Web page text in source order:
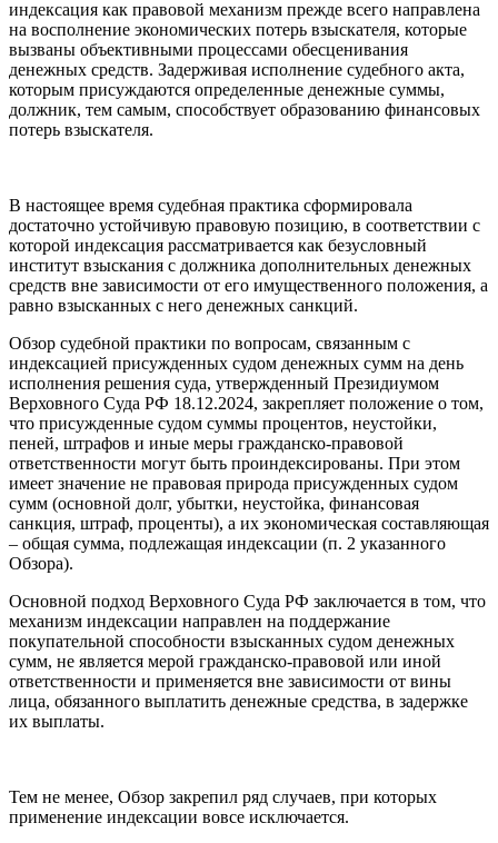
индексация как правовой механизм прежде всего направлена
на восполнение экономических потерь взыскателя, которые
вызваны объективными процессами обесценивания
денежных средств. Задерживая исполнение судебного акта,
которым присуждаются определенные денежные суммы,
должник, тем самым, способствует образованию финансовых
потерь взыскателя.
В настоящее время судебная практика сформировала
достаточно устойчивую правовую позицию, в соответствии с
которой индексация рассматривается как безусловный
институт взыскания с должника дополнительных денежных
средств вне зависимости от его имущественного положения, а
равно взысканных с него денежных санкций.
Обзор судебной практики по вопросам, связанным с
индексацией присужденных судом денежных сумм на день
исполнения решения суда, утвержденный Президиумом
Верховного Суда РФ 18.12.2024, закрепляет положение о том,
что присужденные судом суммы процентов, неустойки,
пеней, штрафов и иные меры гражданско-правовой
ответственности могут быть проиндексированы. При этом
имеет значение не правовая природа присужденных судом
сумм (основной долг, убытки, неустойка, финансовая
санкция, штраф, проценты), а их экономическая составляющая
– общая сумма, подлежащая индексации (п. 2 указанного
Обзора).
Основной подход Верховного Суда РФ заключается в том, что
механизм индексации направлен на поддержание
покупательной способности взысканных судом денежных
сумм, не является мерой гражданско-правовой или иной
ответственности и применяется вне зависимости от вины
лица, обязанного выплатить денежные средства, в задержке
их выплаты.
Тем не менее, Обзор закрепил ряд случаев, при которых
применение индексации вовсе исключается.